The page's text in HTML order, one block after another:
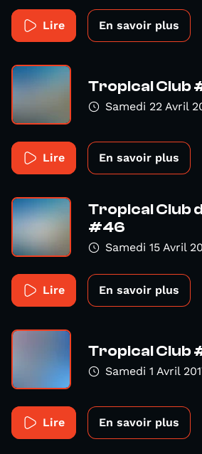
Lire En savoir plus
Tropical Club
Samedi 22 Avril
Lire En savoir plus
Tropical Club
#46
Samedi 15 Avril
Lire En savoir plus
Tropical Club
Samedi 1 Avril
Lire En savoir plus